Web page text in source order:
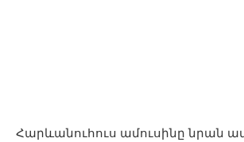
Հարևանուհուս ամուսինը նրան